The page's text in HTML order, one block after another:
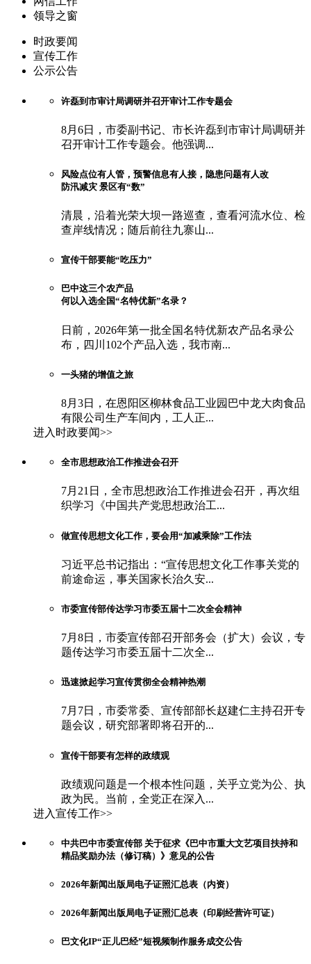
领导之窗
时政要闻
宣传工作
公示公告
许磊到市审计局调研并召开审计工作专题会
8月6日，市委副书记、市长许磊到市审计局调研并
召开审计工作专题会。他强调...
风险点位有人管，预警信息有人接，隐患问题有人改
防汛减灾 景区有“数”
清晨，沿着光荣大坝一路巡查，查看河流水位、检
查岸线情况；随后前往九寨山...
宣传干部要能“吃压力”
巴中这三个农产品
何以入选全国“名特优新”名录？
日前，2026年第一批全国名特优新农产品名录公
布，四川102个产品入选，我市南...
一头猪的增值之旅
8月3日，在恩阳区柳林食品工业园巴中龙大肉食品
有限公司生产车间内，工人正...
进入时政要闻>>
全市思想政治工作推进会召开
7月21日，全市思想政治工作推进会召开，再次组
织学习《中国共产党思想政治工...
做宣传思想文化工作，要会用“加减乘除”工作法
习近平总书记指出：“宣传思想文化工作事关党的
前途命运，事关国家长治久安...
市委宣传部传达学习市委五届十二次全会精神
7月8日，市委宣传部召开部务会（扩大）会议，专
题传达学习市委五届十二次全...
迅速掀起学习宣传贯彻全会精神热潮
7月7日，市委常委、宣传部部长赵建仁主持召开专
题会议，研究部署即将召开的...
宣传干部要有怎样的政绩观
政绩观问题是一个根本性问题，关乎立党为公、执
政为民。当前，全党正在深入...
进入宣传工作>>
中共巴中市委宣传部 关于征求《巴中市重大文艺项目扶持和
精品奖励办法（修订稿）》意见的公告
2026年新闻出版局电子证照汇总表（内资）
2026年新闻出版局电子证照汇总表（印刷经营许可证）
巴文化IP“正儿巴经”短视频制作服务成交公告